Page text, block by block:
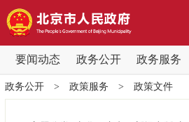
要闻动态 政务公开 政务服务
要闻动态
党中央精神 国务院信息
政务公开> 政策服务 > 政策文件